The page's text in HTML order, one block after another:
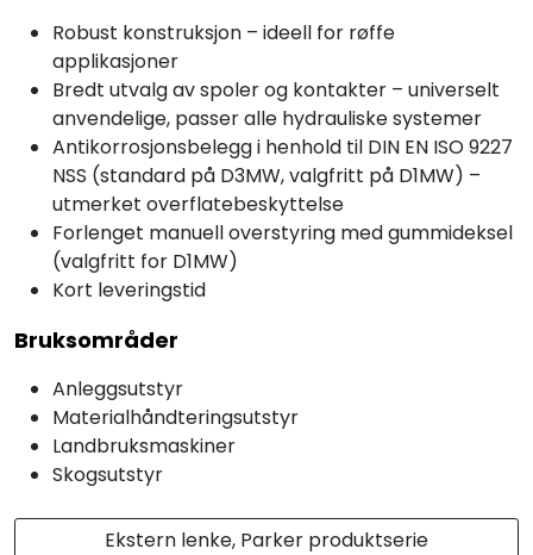
Robust konstruksjon – ideell for røffe
applikasjoner
Bredt utvalg av spoler og kontakter – universelt
anvendelige, passer alle hydrauliske systemer
Antikorrosjonsbelegg i henhold til DIN EN ISO 9227
NSS (standard på D3MW, valgfritt på D1MW) –
utmerket overflatebeskyttelse
Forlenget manuell overstyring med gummideksel
(valgfritt for D1MW)
Kort leveringstid
Bruksområder
Anleggsutstyr
Materialhåndteringsutstyr
Landbruksmaskiner
Skogsutstyr
Ekstern lenke, Parker produktserie